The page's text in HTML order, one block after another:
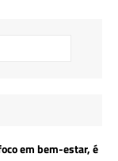
em bem-estar, é